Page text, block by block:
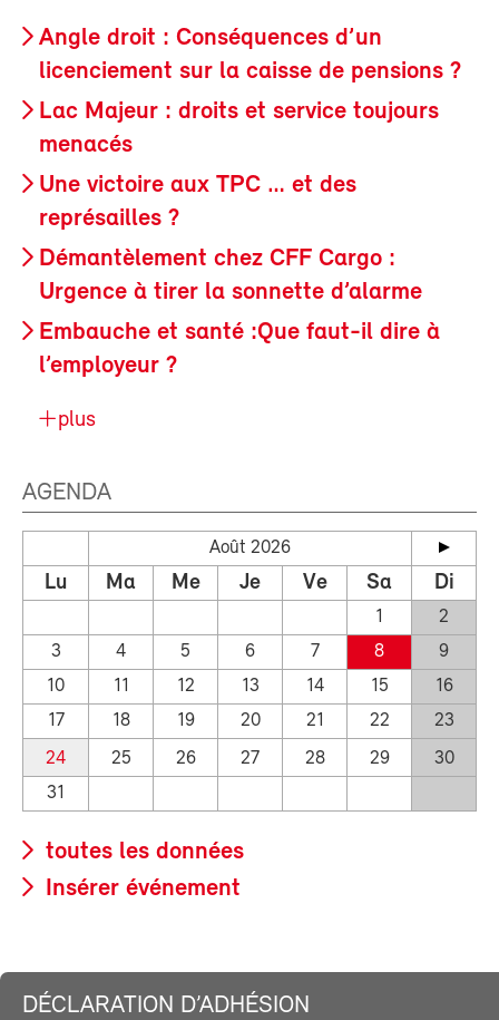
Angle droit : Conséquences d’un
licenciement sur la caisse de pensions ?
Lac Majeur : droits et service toujours
menacés
Une victoire aux TPC … et des
représailles ?
Démantèlement chez CFF Cargo :
Urgence à tirer la sonnette d’alarme
Embauche et santé :Que faut-il dire à
l’employeur ?
plus
AGENDA
Août 2026
Lu Ma Me Je Ve Sa Di
1
2
3
4 5 6 7 8
9
10
11 12 13 14 15
16
17
18 19 20 21 22
23
24
25 26 27 28 29
30
31
toutes les données
Insérer événement
DÉCLARATION D’ADHÉSION